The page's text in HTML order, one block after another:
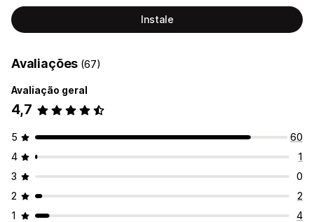
Instale
Avaliações (67)
Avaliação geral
4,7
5
60
4
1
3
0
2
2
1
4